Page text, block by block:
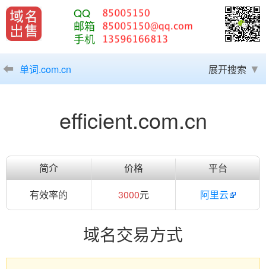
QQ
邮箱
手机
单词.com.cn 展开搜索
efficient.com.cn
简介 价格
平台
有效率的
3000元 阿里云
域名交易方式